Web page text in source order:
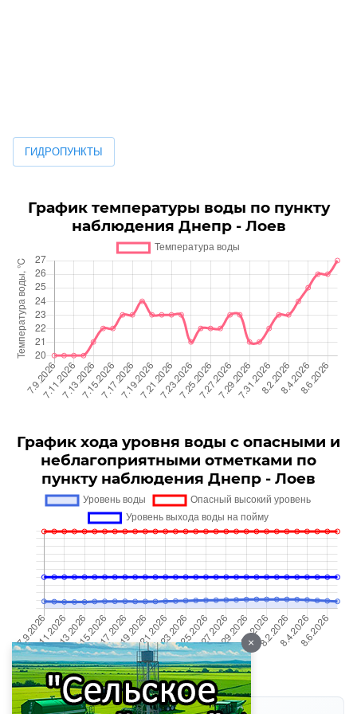
ГИДРОПУНКТЫ
График температуры воды по пункту
наблюдения Днепр - Лоев
График хода уровня воды с опасными и
неблагоприятными отметками по
пункту наблюдения Днепр - Лоев
×